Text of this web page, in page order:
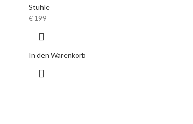
Stühle
€ 199
In den Warenkorb